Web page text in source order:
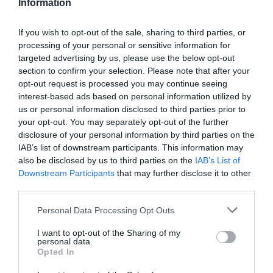
Information
If you wish to opt-out of the sale, sharing to third parties, or
processing of your personal or sensitive information for
targeted advertising by us, please use the below opt-out
section to confirm your selection. Please note that after your
opt-out request is processed you may continue seeing
interest-based ads based on personal information utilized by
us or personal information disclosed to third parties prior to
your opt-out. You may separately opt-out of the further
disclosure of your personal information by third parties on the
IAB’s list of downstream participants. This information may
also be disclosed by us to third parties on the IAB’s List of
Downstream Participants that may further disclose it to other
Personal Data Processing Opt Outs
I want to opt-out of the Sharing of my
personal data.
Opted In
týchto kolies.
0.0
0% zákazníkov odporúča produkt